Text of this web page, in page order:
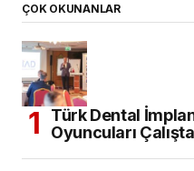
ÇOK OKUNANLAR
Türk Dental
Oyuncuları